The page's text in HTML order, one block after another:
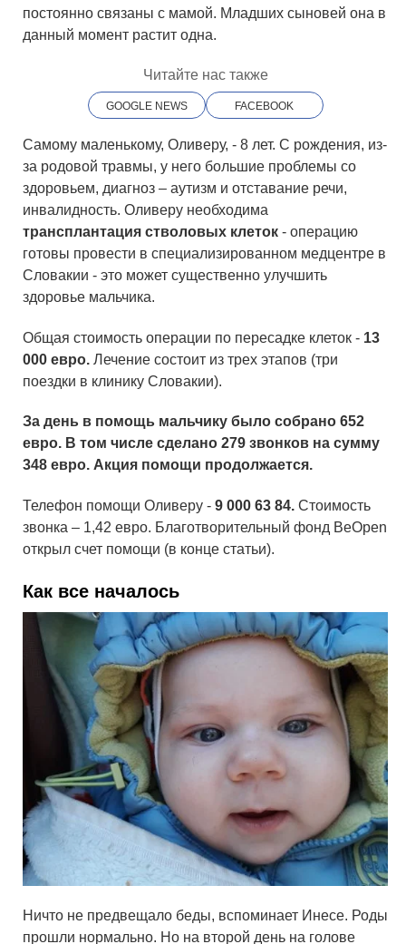
постоянно связаны с мамой. Младших сыновей она в
данный момент растит одна.
Читайте нас также
GOOGLE NEWS FACEBOOK
Самому маленькому, Оливеру, - 8 лет. С рождения, из-
за родовой травмы, у него большие проблемы со
здоровьем, диагноз – аутизм и отставание речи,
инвалидность. Оливеру необходима
трансплантация стволовых клеток - операцию
готовы провести в специализированном медцентре в
Словакии - это может существенно улучшить
здоровье мальчика.
Общая стоимость операции по пересадке клеток - 13
000 евро. Лечение состоит из трех этапов (три
поездки в клинику Словакии).
За день в помощь мальчику было собрано 652
евро. В том числе сделано 279 звонков на сумму
348 евро. Акция помощи продолжается.
Телефон помощи Оливеру - 9 000 63 84. Стоимость
звонка – 1,42 евро. Благотворительный фонд BeOpen
открыл счет помощи (в конце статьи).
Как все началось
Ничто не предвещало беды, вспоминает Инесе. Роды
прошли нормально. Но на второй день на голове